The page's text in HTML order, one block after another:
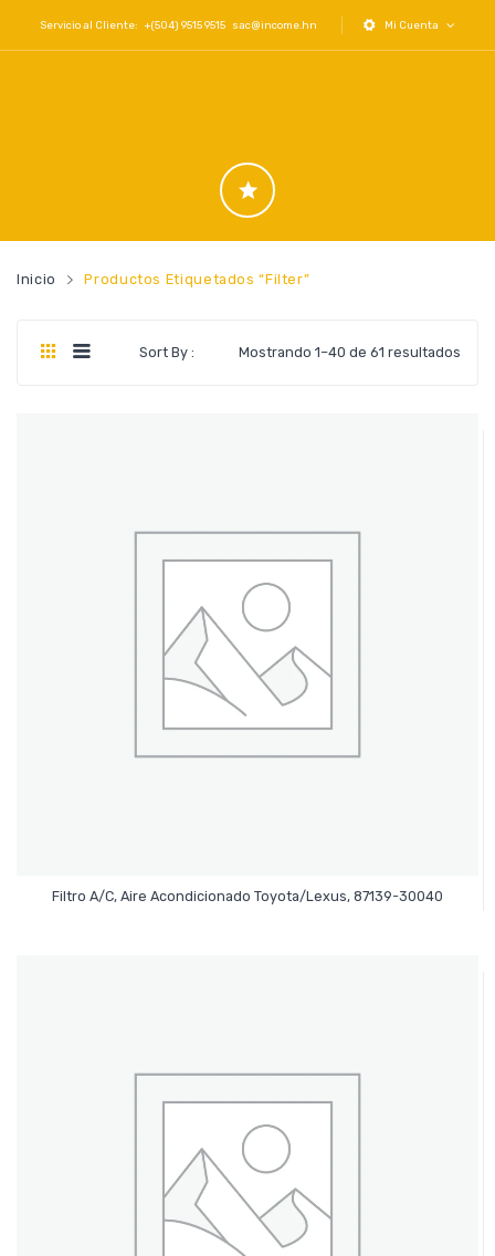
Servicio al Cliente: +(504) 9515 9515 sac@income.hn Mi Cuenta
Inicio Productos Etiquetados “filter”
Mostrando 1–40 de 61 resultados
Sort By :
Filtro A/C, Aire Acondicionado Toyota/Lexus, 87139-30040